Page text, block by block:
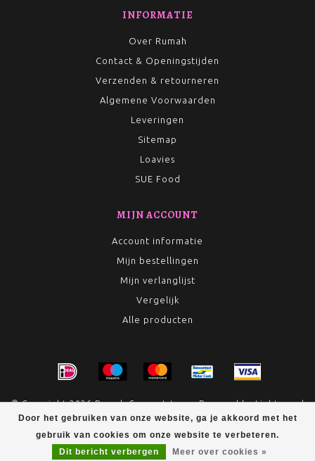
Door het gebruiken van onze website, ga je akkoord met het
gebruik van cookies om onze website te verbeteren.
Dit bericht verbergen
Meer over cookies »
INFORMATIE
Over Rumah
Contact & Openingstijden
Verzenden & retourneren
Algemene Voorwaarden
Leveringen
Sitemap
Loavies
SUE Food
MIJN ACCOUNT
Account informatie
Mijn bestellingen
Mijn verlanglijst
Vergelijk
Alle producten
© Copyright 2026 Rumah Conceptstore - Powered byLightspeed
- Theme by Dyvelopment